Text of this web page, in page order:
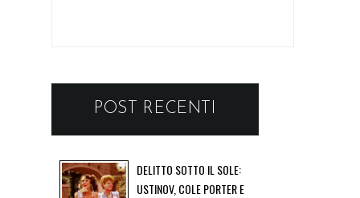
POST RECENTI
DELITTO SOTTO IL SOLE:
USTINOV, COLE PORTER E